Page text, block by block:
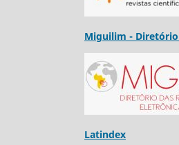
Miguilim -
Latindex